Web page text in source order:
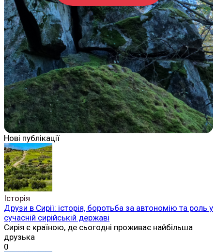
Нові публікації
Історія
Друзи в Сирії: історія, боротьба за автономію та роль у
сучасній сирійській державі
Сирія є країною, де сьогодні проживає найбільша
друзька
0